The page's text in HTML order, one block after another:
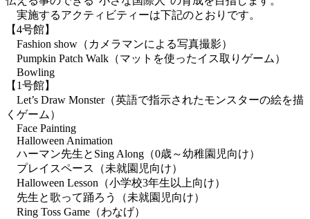
実施するアクティビティーは下記のとおりです。
【4号館】
Fashion show（カメラマンによる写真撮影）
Pumpkin Patch Walk（マットを使ったイス取りゲーム）
Bowling
【1号館】
Let’s Draw Monster（英語で指示されたモンスターの絵を描
くゲーム）
Face Painting
Halloween Animation
ハーマン先生とSing Along（0歳～幼稚園児向け）
プレイスペース（未就園児向け）
Halloween Lesson（小学校3年生以上向け）
先生と歌って踊ろう（未就園児向け）
Ring Toss Game（わなげ）